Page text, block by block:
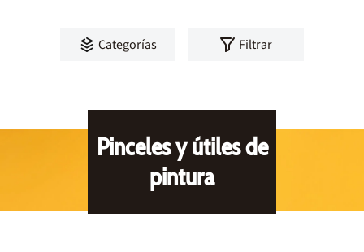
Categorías Filtrar
Pinceles y útiles de
pintura